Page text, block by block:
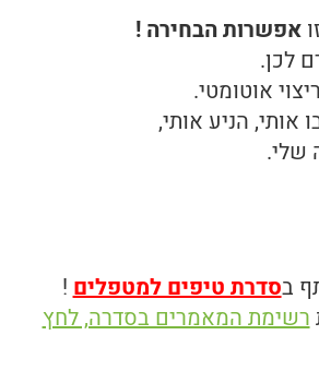
אפשרות הבחירה !
לכן.
אוטומטי.
אותי, הניע אותי,
שלי.
בסדרת טיפים למטפלים !
רשימת המאמרים בסדרה, לחץ